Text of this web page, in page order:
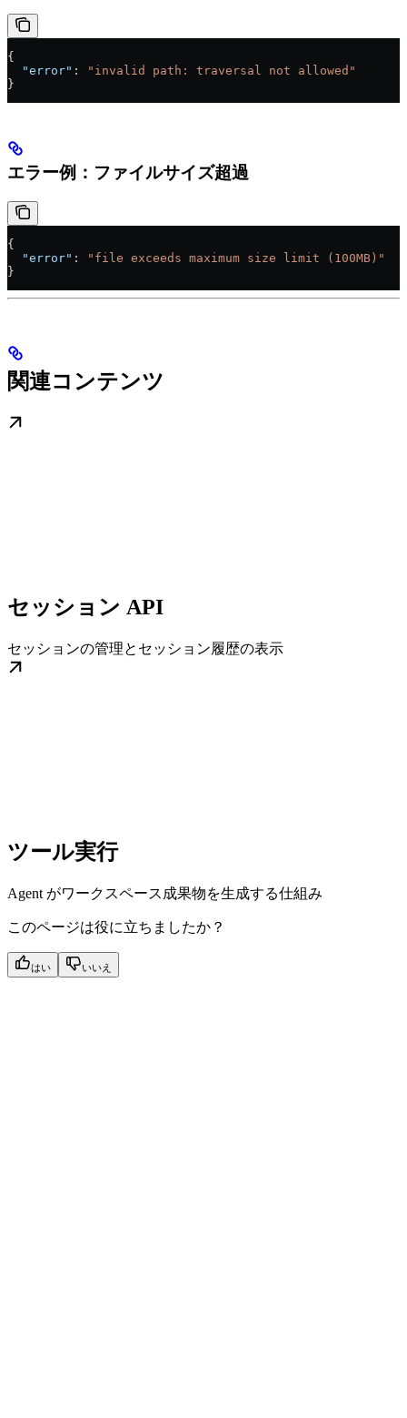
{
  "error"
:
"invalid path: traversal not allowed"
}
エラー例：ファイルサイズ超過
{
  "error"
:
"file exceeds maximum size limit (100MB)"
}
関連コンテンツ
セッション API
セッションの管理とセッション履歴の表示
ツール実行
Agent がワークスペース成果物を生成する仕組み
このページは役に立ちましたか？
はい いいえ